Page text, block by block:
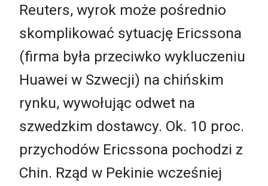
Reuters, wyrok może pośrednio
skomplikować sytuację Ericssona
(firma była przeciwko wykluczeniu
Huawei w Szwecji) na chińskim
rynku, wywołując odwet na
szwedzkim dostawcy. Ok. 10 proc.
przychodów Ericssona pochodzi z
Chin. Rząd w Pekinie wcześniej